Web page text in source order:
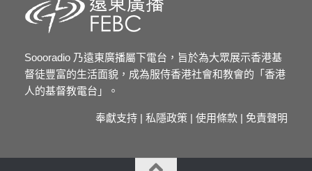
Soooradio 乃遠東廣播屬下電台，旨於為大眾展示香港基
督徒豐富的生活面貌，成為服侍香港社會和教會的「香港
人的基督教電台」。
奉獻支持 | 私隱政策 | 使用條款 | 免責聲明